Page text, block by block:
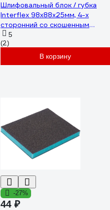
Шлифовальный блок / губка
Interflex 98х88х25мм, 4-х
сторонний со скошенным
углом, Р180 3018926825
5
(2)
В корзину
-27%
44 ₽